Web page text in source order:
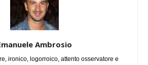
Ambrosio
ironico, logorroico, attento osservatore e